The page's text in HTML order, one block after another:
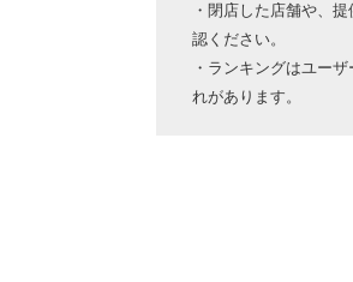
・閉店した店舗や、
認ください。
・ランキングはユー
れがあります。